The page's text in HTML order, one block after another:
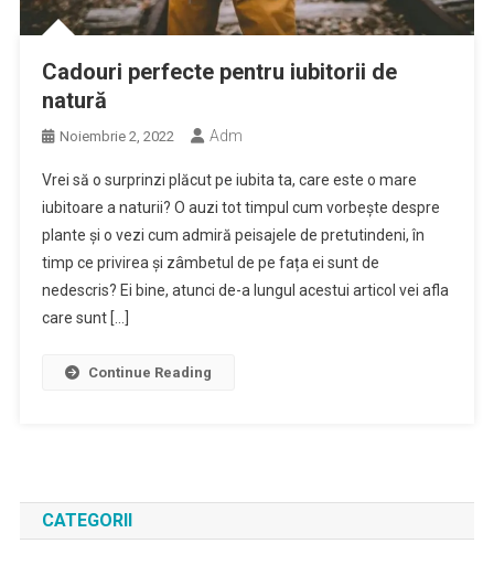
Cadouri perfecte pentru iubitorii de
natură
Noiembrie 2, 2022 Adm
Vrei să o surprinzi plăcut pe iubita ta, care este o mare
iubitoare a naturii? O auzi tot timpul cum vorbește despre
plante și o vezi cum admiră peisajele de pretutindeni, în
timp ce privirea și zâmbetul de pe fața ei sunt de
nedescris? Ei bine, atunci de-a lungul acestui articol vei afla
care sunt […]
Continue Reading
CATEGORII